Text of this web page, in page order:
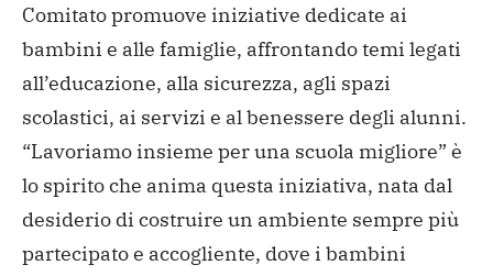
Comitato promuove iniziative dedicate ai
bambini e alle famiglie, affrontando temi legati
all’educazione, alla sicurezza, agli spazi
scolastici, ai servizi e al benessere degli alunni.
“Lavoriamo insieme per una scuola migliore” è
lo spirito che anima questa iniziativa, nata dal
desiderio di costruire un ambiente sempre più
partecipato e accogliente, dove i bambini